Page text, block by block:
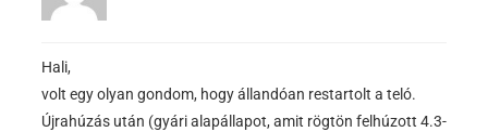
Hali,
volt egy olyan gondom, hogy állandóan restartolt a teló.
Újrahúzás után (gyári alapállapot, amit rögtön felhúzott 4.3-